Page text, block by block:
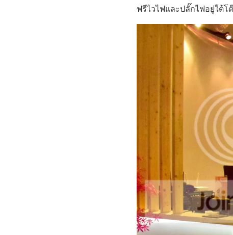
ฟรีไวไฟและปลั๊กไฟอยู่ใต้โ